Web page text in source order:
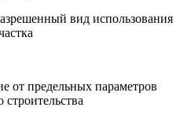
вид использования
от предельных параметров
строительства